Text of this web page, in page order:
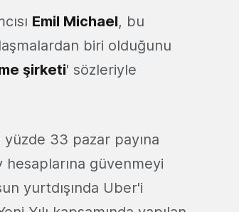
Emil Michael, bu
biri olduğunu
şirketi' sözleriyle
33 pazar payına
hesaplarına güvenmeyi
yurtdışında Uber'i